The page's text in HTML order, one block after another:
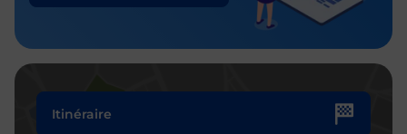
Itinéraire